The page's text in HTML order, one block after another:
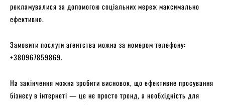
рекламувалися за допомогою соціальних мереж максимально
ефективно.
Замовити послуги агентства можна за номером телефону:
+380967859869.
На закінчення можна зробити висновок, що ефективне просування
бізнесу в інтернеті — це не просто тренд, а необхідність для